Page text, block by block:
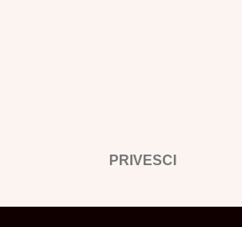
PRIVESCI